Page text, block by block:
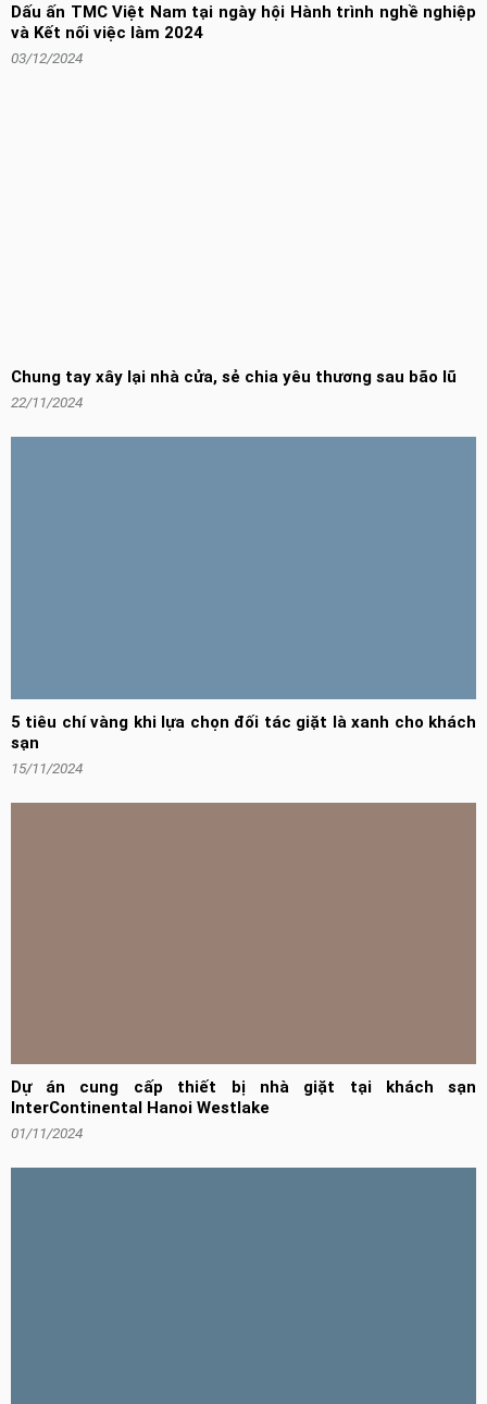
Dấu ấn TMC Việt Nam tại ngày hội Hành trình nghề nghiệp
và Kết nối việc làm 2024
03/12/2024
Chung tay xây lại nhà cửa, sẻ chia yêu thương sau bão lũ
22/11/2024
5 tiêu chí vàng khi lựa chọn đối tác giặt là xanh cho khách
sạn
15/11/2024
Dự án cung cấp thiết bị nhà giặt tại khách sạn
InterContinental Hanoi Westlake
01/11/2024